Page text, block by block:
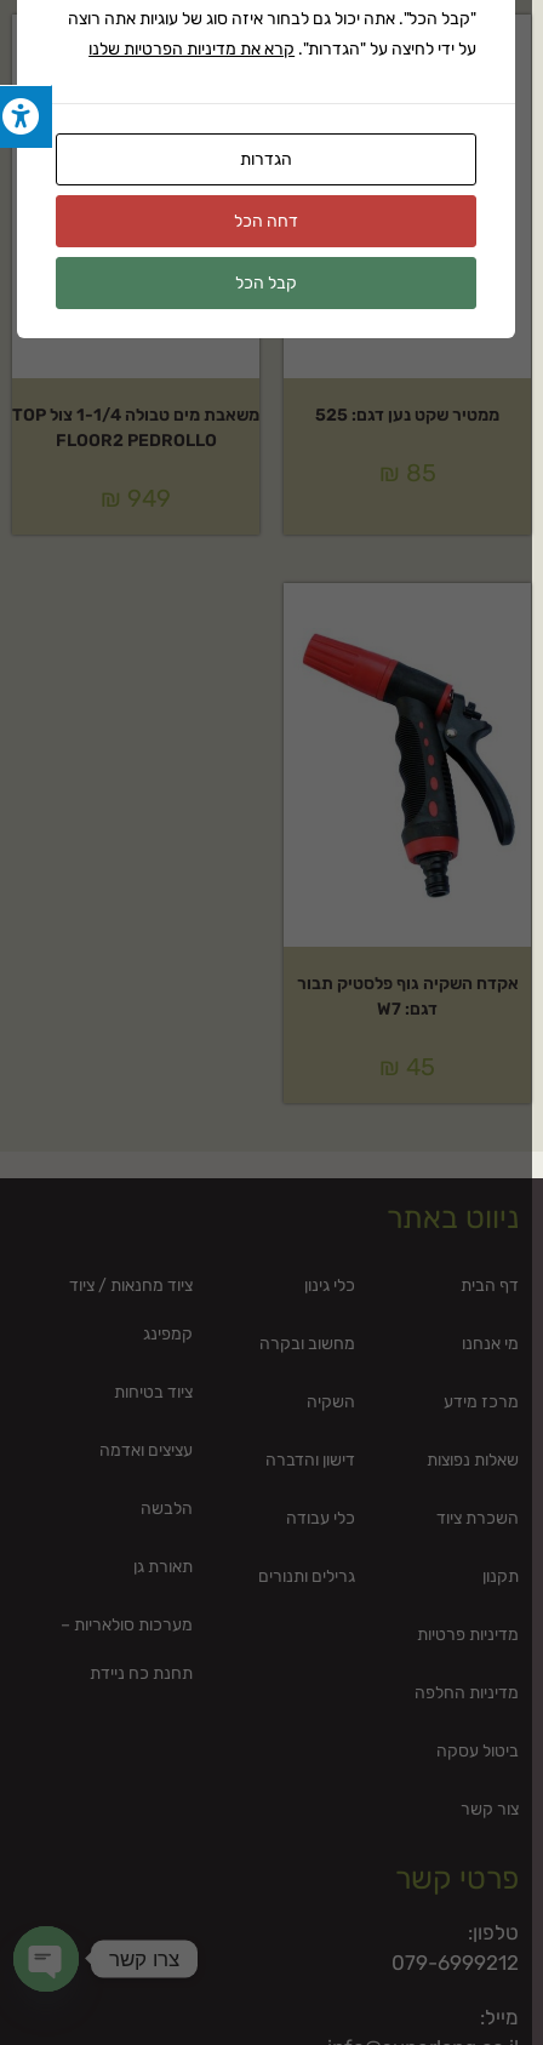
חסר במלאי
ממטיר שקט נען דגם: 525
₪85
משאבת מים טבולה 1-1/4 צול TOP
FLOOR2 PEDROLLO
₪949
אקדח השקיה גוף פלסטיק תבור
דגם: W7
₪45
ניווט באתר
דף הבית
מי אנחנו
מרכז מידע
שאלות נפוצות
השכרת ציוד
תקנון
מדיניות פרטיות
מדיניות החלפה
ביטול עסקה
צור קשר
כלי גינון
מחשוב ובקרה
השקיה
דישון והדברה
כלי עבודה
גרילים ותנורים
ציוד מחנאות / ציוד
קמפינג
ציוד בטיחות
עציצים ואדמה
הלבשה
תאורת גן
מערכות סולאריות –
תחנת כח ניידת
פרטי קשר
טלפון:
079-6999212
מייל:
"קבל הכל". אתה יכול גם לבחור איזה סוג של עוגיות אתה רוצה
על ידי לחיצה על "הגדרות".קרא את מדיניות הפרטיות שלנו
הגדרות
דחה הכל
קבל הכל
צרו קשר